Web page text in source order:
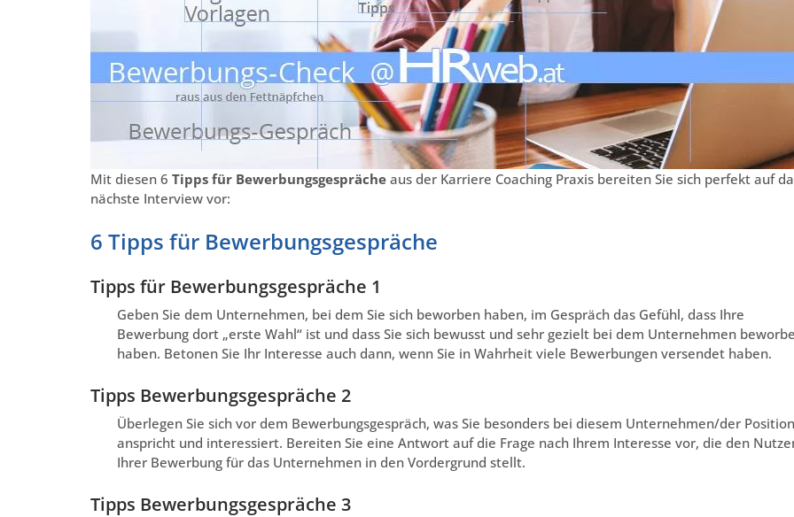
Mit diesen 6 Tipps für Bewerbungsgespräche aus der Karriere Coaching Praxis bereiten Sie sich perfekt auf
nächste Interview vor:
6 Tipps für Bewerbungsgespräche
Tipps für Bewerbungsgespräche 1
Geben Sie dem Unternehmen, bei dem Sie sich beworben haben, im Gespräch das Gefühl, dass Ihre
Bewerbung dort „erste Wahl“ ist und dass Sie sich bewusst und sehr gezielt bei dem Unternehmen
haben. Betonen Sie Ihr Interesse auch dann, wenn Sie in Wahrheit viele Bewerbungen versendet haben.
Tipps Bewerbungsgespräche 2
Überlegen Sie sich vor dem Bewerbungsgespräch, was Sie besonders bei diesem Unternehmen/der Position
anspricht und interessiert. Bereiten Sie eine Antwort auf die Frage nach Ihrem Interesse vor, die den
Ihrer Bewerbung für das Unternehmen in den Vordergrund stellt.
Tipps Bewerbungsgespräche 3